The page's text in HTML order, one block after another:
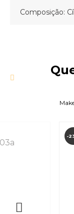
Composição:
-